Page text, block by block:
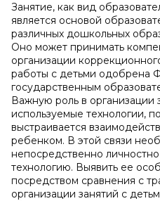
Занятие, как вид
является основой
различных дошкольных
Оно может принимать
организации
работы с детьми одобрена
государственным
Важную роль в организации
используемые технологии,
выстраивается
ребенком. В этой связи
непосредственно
технологию. Выявить ее
посредством сравнения с
организации занятий с